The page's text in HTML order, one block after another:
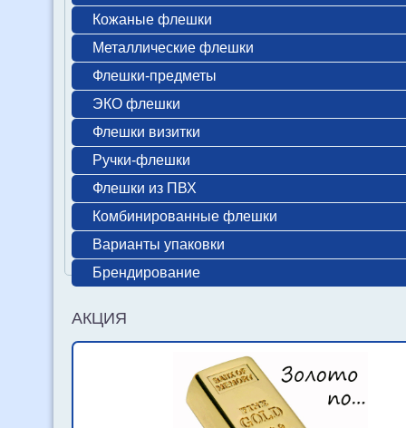
Кожаные флешки
Металлические флешки
Флешки-предметы
ЭКО флешки
Флешки визитки
Ручки-флешки
Флешки из ПВХ
Комбинированные флешки
Варианты упаковки
Брендирование
АКЦИЯ